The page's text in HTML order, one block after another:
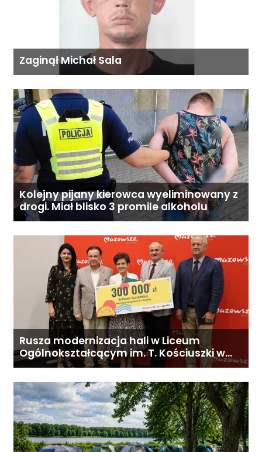
Zaginął Michał Sala
Kolejny pijany kierowca wyeliminowany z
drogi. Miał blisko 3 promile alkoholu
Rusza modernizacja hali w Liceum
Ogólnokształcącym im. T. Kościuszki w
Gostyninie